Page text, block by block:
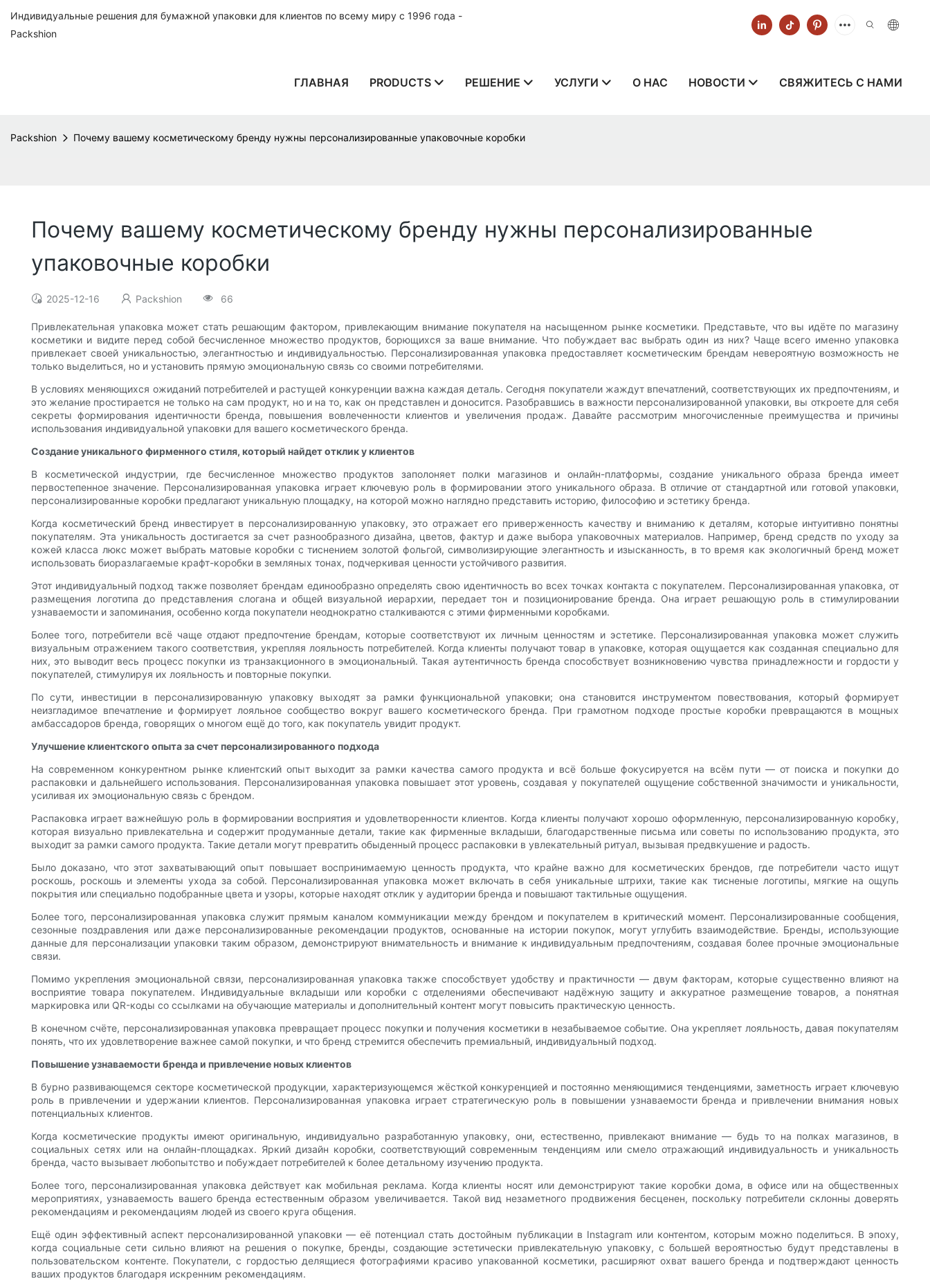
Индивидуальные решения для бумажной упаковки для клиентов по всему миру с 1996 года -
Packshion
ГЛАВНАЯ PRODUCTS РЕШЕНИЕ УСЛУГИ О НАС НОВОСТИ СВЯЖИТЕСЬ С НАМИ
Packshion Почему вашему косметическому бренду нужны персонализированные упаковочные коробки
Почему вашему косметическому бренду нужны персонализированные
упаковочные коробки
2025-12-16 Packshion 66
Привлекательная упаковка может стать решающим фактором, привлекающим внимание покупателя на насыщенном рынке косметики. Представьте, что вы идёте по магазину
косметики и видите перед собой бесчисленное множество продуктов, борющихся за ваше внимание. Что побуждает вас выбрать один из них? Чаще всего именно упаковка
привлекает своей уникальностью, элегантностью и индивидуальностью. Персонализированная упаковка предоставляет косметическим брендам невероятную возможность не
только выделиться, но и установить прямую эмоциональную связь со своими потребителями.
В условиях меняющихся ожиданий потребителей и растущей конкуренции важна каждая деталь. Сегодня покупатели жаждут впечатлений, соответствующих их предпочтениям, и
это желание простирается не только на сам продукт, но и на то, как он представлен и доносится. Разобравшись в важности персонализированной упаковки, вы откроете для себя
секреты формирования идентичности бренда, повышения вовлеченности клиентов и увеличения продаж. Давайте рассмотрим многочисленные преимущества и причины
использования индивидуальной упаковки для вашего косметического бренда.
Создание уникального фирменного стиля, который найдет отклик у клиентов
В косметической индустрии, где бесчисленное множество продуктов заполоняет полки магазинов и онлайн-платформы, создание уникального образа бренда имеет
первостепенное значение. Персонализированная упаковка играет ключевую роль в формировании этого уникального образа. В отличие от стандартной или готовой упаковки,
персонализированные коробки предлагают уникальную площадку, на которой можно наглядно представить историю, философию и эстетику бренда.
Когда косметический бренд инвестирует в персонализированную упаковку, это отражает его приверженность качеству и вниманию к деталям, которые интуитивно понятны
покупателям. Эта уникальность достигается за счет разнообразного дизайна, цветов, фактур и даже выбора упаковочных материалов. Например, бренд средств по уходу за
кожей класса люкс может выбрать матовые коробки с тиснением золотой фольгой, символизирующие элегантность и изысканность, в то время как экологичный бренд может
использовать биоразлагаемые крафт-коробки в земляных тонах, подчеркивая ценности устойчивого развития.
Этот индивидуальный подход также позволяет брендам единообразно определять свою идентичность во всех точках контакта с покупателем. Персонализированная упаковка, от
размещения логотипа до представления слогана и общей визуальной иерархии, передает тон и позиционирование бренда. Она играет решающую роль в стимулировании
узнаваемости и запоминания, особенно когда покупатели неоднократно сталкиваются с этими фирменными коробками.
Более того, потребители всё чаще отдают предпочтение брендам, которые соответствуют их личным ценностям и эстетике. Персонализированная упаковка может служить
визуальным отражением такого соответствия, укрепляя лояльность потребителей. Когда клиенты получают товар в упаковке, которая ощущается как созданная специально для
них, это выводит весь процесс покупки из транзакционного в эмоциональный. Такая аутентичность бренда способствует возникновению чувства принадлежности и гордости у
покупателей, стимулируя их лояльность и повторные покупки.
По сути, инвестиции в персонализированную упаковку выходят за рамки функциональной упаковки; она становится инструментом повествования, который формирует
неизгладимое впечатление и формирует лояльное сообщество вокруг вашего косметического бренда. При грамотном подходе простые коробки превращаются в мощных
амбассадоров бренда, говорящих о многом ещё до того, как покупатель увидит продукт.
Улучшение клиентского опыта за счет персонализированного подхода
На современном конкурентном рынке клиентский опыт выходит за рамки качества самого продукта и всё больше фокусируется на всём пути — от поиска и покупки до
распаковки и дальнейшего использования. Персонализированная упаковка повышает этот уровень, создавая у покупателей ощущение собственной значимости и уникальности,
усиливая их эмоциональную связь с брендом.
Распаковка играет важнейшую роль в формировании восприятия и удовлетворенности клиентов. Когда клиенты получают хорошо оформленную, персонализированную коробку,
которая визуально привлекательна и содержит продуманные детали, такие как фирменные вкладыши, благодарственные письма или советы по использованию продукта, это
выходит за рамки самого продукта. Такие детали могут превратить обыденный процесс распаковки в увлекательный ритуал, вызывая предвкушение и радость.
Было доказано, что этот захватывающий опыт повышает воспринимаемую ценность продукта, что крайне важно для косметических брендов, где потребители часто ищут
роскошь, роскошь и элементы ухода за собой. Персонализированная упаковка может включать в себя уникальные штрихи, такие как тисненые логотипы, мягкие на ощупь
покрытия или специально подобранные цвета и узоры, которые находят отклик у аудитории бренда и повышают тактильные ощущения.
Более того, персонализированная упаковка служит прямым каналом коммуникации между брендом и покупателем в критический момент. Персонализированные сообщения,
сезонные поздравления или даже персонализированные рекомендации продуктов, основанные на истории покупок, могут углубить взаимодействие. Бренды, использующие
данные для персонализации упаковки таким образом, демонстрируют внимательность и внимание к индивидуальным предпочтениям, создавая более прочные эмоциональные
связи.
Помимо укрепления эмоциональной связи, персонализированная упаковка также способствует удобству и практичности — двум факторам, которые существенно влияют на
восприятие товара покупателем. Индивидуальные вкладыши или коробки с отделениями обеспечивают надёжную защиту и аккуратное размещение товаров, а понятная
маркировка или QR-коды со ссылками на обучающие материалы и дополнительный контент могут повысить практическую ценность.
В конечном счёте, персонализированная упаковка превращает процесс покупки и получения косметики в незабываемое событие. Она укрепляет лояльность, давая покупателям
понять, что их удовлетворение важнее самой покупки, и что бренд стремится обеспечить премиальный, индивидуальный подход.
Повышение узнаваемости бренда и привлечение новых клиентов
В бурно развивающемся секторе косметической продукции, характеризующемся жёсткой конкуренцией и постоянно меняющимися тенденциями, заметность играет ключевую
роль в привлечении и удержании клиентов. Персонализированная упаковка играет стратегическую роль в повышении узнаваемости бренда и привлечении внимания новых
потенциальных клиентов.
Когда косметические продукты имеют оригинальную, индивидуально разработанную упаковку, они, естественно, привлекают внимание — будь то на полках магазинов, в
социальных сетях или на онлайн-площадках. Яркий дизайн коробки, соответствующий современным тенденциям или смело отражающий индивидуальность и уникальность
бренда, часто вызывает любопытство и побуждает потребителей к более детальному изучению продукта.
Более того, персонализированная упаковка действует как мобильная реклама. Когда клиенты носят или демонстрируют такие коробки дома, в офисе или на общественных
мероприятиях, узнаваемость вашего бренда естественным образом увеличивается. Такой вид незаметного продвижения бесценен, поскольку потребители склонны доверять
рекомендациям и рекомендациям людей из своего круга общения.
Ещё один эффективный аспект персонализированной упаковки — её потенциал стать достойным публикации в Instagram или контентом, которым можно поделиться. В эпоху,
когда социальные сети сильно влияют на решения о покупке, бренды, создающие эстетически привлекательную упаковку, с большей вероятностью будут представлены в
пользовательском контенте. Покупатели, с гордостью делящиеся фотографиями красиво упакованной косметики, расширяют охват вашего бренда и подтверждают ценность
ваших продуктов благодаря искренним рекомендациям.